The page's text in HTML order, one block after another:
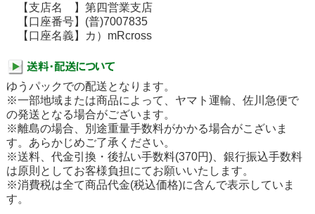
【支店名 】第四営業支店
【口座番号】(普)7007835
【口座名義】カ）mRcross
ゆうパックでの配送となります。
※一部地域または商品によって、ヤマト運輸、佐川急便で
の発送となる場合がございます。
※離島の場合、別途重量手数料がかかる場合がこざいま
す。あらかじめご了承ください。
※送料、代金引換・後払い手数料(370円)、銀行振込手数料
は原則としてお客様負担にてお願いいたします。
※消費税は全て商品代金(税込価格)に含んで表示していま
す。